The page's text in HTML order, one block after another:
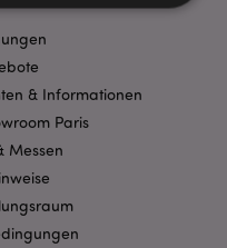
& Informationen
Paris
Messen
die
kann die
Provider